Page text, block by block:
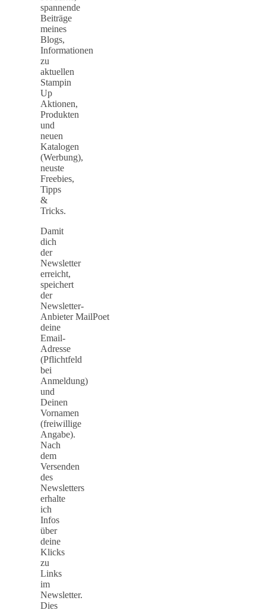
spannende
Beiträge
meines
Blogs,
Informationen
zu
aktuellen
Stampin
Up
Aktionen,
Produkten
und
neuen
Katalogen
(Werbung),
neuste
Freebies,
Tipps
&
Tricks.
Damit
dich
der
Newsletter
erreicht,
speichert
der
Newsletter-
Anbieter MailPoet
deine
Email-
Adresse
(Pflichtfeld
bei
Anmeldung)
und
Deinen
Vornamen
(freiwillige
Angabe).
Nach
dem
Versenden
des
Newsletters
erhalte
ich
Infos
über
deine
Klicks
zu
Links
im
Newsletter.
Dies